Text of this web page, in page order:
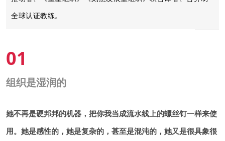
全球认证教练。
01
组织是湿润的
她不再是硬邦邦的机器，把你我当成流水线上的螺丝钉一样来使
用。她是感性的，她是复杂的，甚至是混沌的，她又是很具象很